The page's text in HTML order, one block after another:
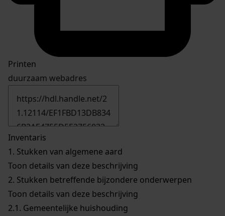
Printen
duurzaam webadres
Inventaris
1. Stukken van algemene aard
Toon details van deze beschrijving
2. Stukken betreffende bijzondere onderwerpen
Toon details van deze beschrijving
2.1. Gemeentelijke huishouding